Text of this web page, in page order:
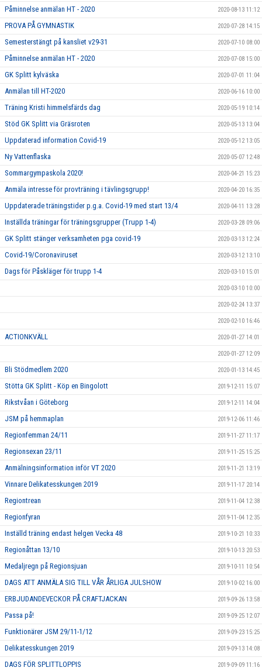
Påminnelse anmälan HT - 2020 2020-08-13 11:12
PROVA PÅ GYMNASTIK 2020-07-28 14:15
Semesterstängt på kansliet v29-31 2020-07-10 08:00
Påminnelse anmälan HT - 2020 2020-07-08 15:00
GK Splitt kylväska 2020-07-01 11:04
Anmälan till HT-2020 2020-06-16 10:00
Träning Kristi himmelsfärds dag 2020-05-19 10:14
Stöd GK Splitt via Gräsroten 2020-05-13 13:04
Uppdaterad information Covid-19 2020-05-12 13:05
Ny Vattenflaska 2020-05-07 12:48
Sommargympaskola 2020! 2020-04-21 15:23
Anmäla intresse för provträning i tävlingsgrupp! 2020-04-20 16:35
Uppdaterade träningstider p.g.a. Covid-19 med start 13/4 2020-04-11 13:28
Inställda träningar för träningsgrupper (Trupp 1-4) 2020-03-28 09:06
GK Splitt stänger verksamheten pga covid-19 2020-03-13 12:24
Covid-19/Coronaviruset 2020-03-12 13:10
Dags för Påskläger för trupp 1-4 2020-03-10 15:01
2020-03-10 10:00
2020-02-24 13:37
2020-02-10 16:46
ACTIONKVÄLL 2020-01-27 14:01
2020-01-27 12:09
Bli Stödmedlem 2020 2020-01-13 14:45
Stötta GK Splitt - Köp en Bingolott 2019-12-11 15:07
Rikstvåan i Göteborg 2019-12-11 14:04
JSM på hemmaplan 2019-12-06 11:46
Regionfemman 24/11 2019-11-27 11:17
Regionsexan 23/11 2019-11-25 15:25
Anmälningsinformation inför VT 2020 2019-11-21 13:19
Vinnare Delikatesskungen 2019 2019-11-17 20:14
Regiontrean 2019-11-04 12:38
Regionfyran 2019-11-04 12:35
Inställd träning endast helgen Vecka 48 2019-10-21 10:33
Regionåttan 13/10 2019-10-13 20:53
Medaljregn på Regionsjuan 2019-10-11 10:54
DAGS ATT ANMÄLA SIG TILL VÅR ÅRLIGA JULSHOW 2019-10-02 16:00
ERBJUDANDEVECKOR PÅ CRAFTJACKAN 2019-09-26 13:58
Passa på! 2019-09-25 12:07
Funktionärer JSM 29/11-1/12 2019-09-23 15:25
Delikatesskungen 2019 2019-09-13 14:08
DAGS FÖR SPLITTLOPPIS 2019-09-09 11:16